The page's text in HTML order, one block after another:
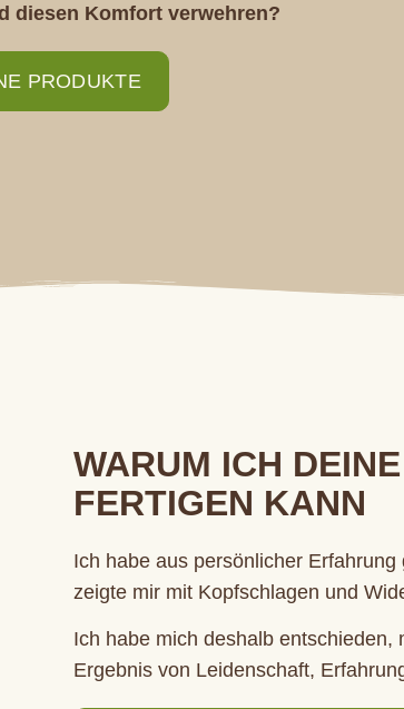
diesen Komfort verwehren?
PRODUKTE
WARUM ICH
FERTIGEN KANN
Ich habe aus persönlicher
zeigte mir mit Kopfschlagen und
Ich habe mich deshalb
Ergebnis von Leidenschaft,